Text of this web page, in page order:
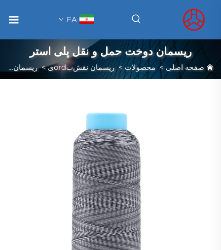
FA
ریسمان دوخت حمل و نقل پلی استر
صفحه اصلی >محصولات>ریسمان نقش‌بordی >ریسمان دوخت حمل و نقل پلی استر